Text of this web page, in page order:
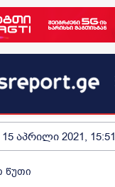
15 აპრილი 2021, 15:51
წუთი